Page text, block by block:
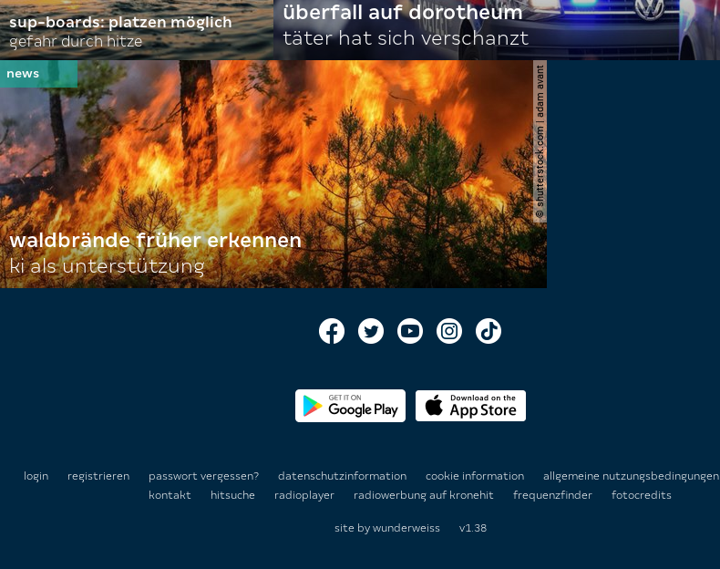
sup-boards: platzen möglich
gefahr durch hitze
überfall auf dorotheum
täter hat sich verschanzt
© shutterstock.com | adam avant
waldbrände früher erkennen
ki als unterstützung
login registrieren passwort vergessen? datenschutzinformation cookie information allgemeine nutzungsbedingungen
kontakt
hitsuche radioplayer radiowerbung auf kronehit frequenzfinder fotocredits
site by wunderweiss v1.38